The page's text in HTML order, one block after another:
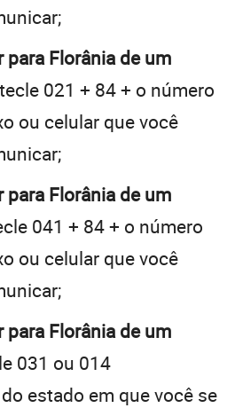
para Florânia de um
tecle 021 + 84 + o número
ou celular que você
para Florânia de um
041 + 84 + o número
ou celular que você
para Florânia de um
031 ou 014
estado em que você se